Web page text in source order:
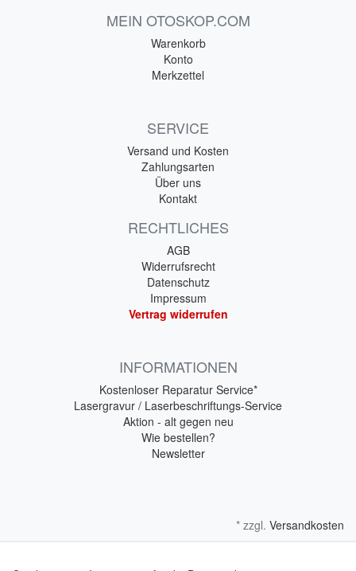
MEIN OTOSKOP.COM
Warenkorb
Konto
Merkzettel
SERVICE
Versand und Kosten
Zahlungsarten
Über uns
Kontakt
RECHTLICHES
AGB
Widerrufsrecht
Datenschutz
Impressum
Vertrag widerrufen
INFORMATIONEN
Kostenloser Reparatur Service*
Lasergravur / Laserbeschriftungs-Service
Aktion - alt gegen neu
Wie bestellen?
Newsletter
* zzgl. Versandkosten